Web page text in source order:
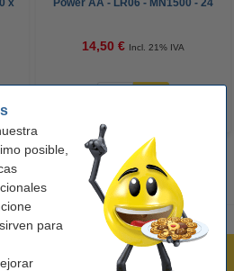
posible,
para
x
Power AA - LR06 - MN1500 - 24
14,50 € Incl. 21% IVA